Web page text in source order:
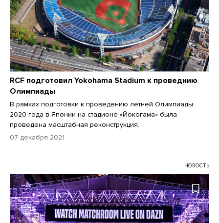
RCF подготовил Yokohama Stadium к проведнию
Олимпиады
В рамках подготовки к проведению летней Олимпиады
2020 года в Японии на стадионе «Йокогама» была
проведена масштабная реконструкция.
07 декабря 2021
НОВОСТЬ